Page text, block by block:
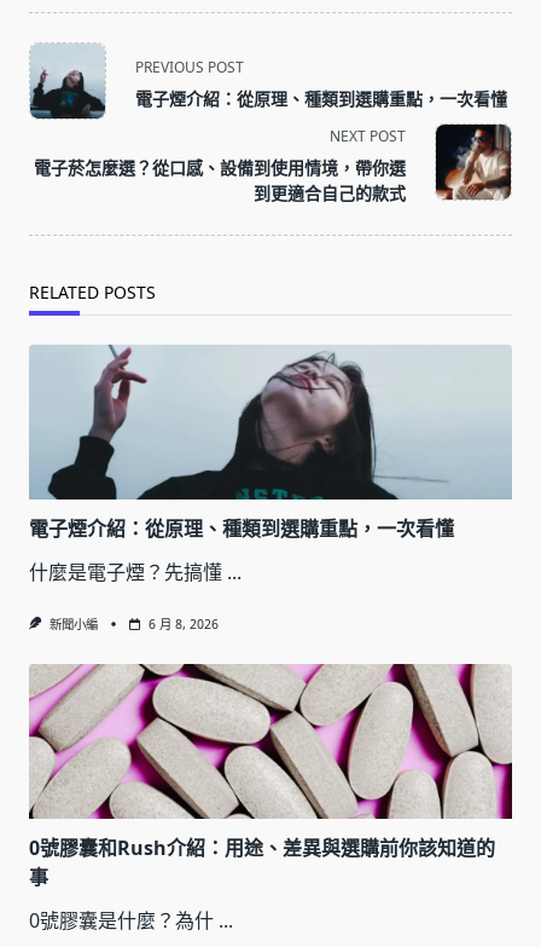
<span
class="nav-
subtitle
reader-
PREVIOUS POST
電子煙介紹：從原理、種類到選購重點，一次看懂
NEXT POST
電子菸怎麼選？從口感、設備到使用情境，帶你選
到更適合自己的款式
RELATED POSTS
電子煙介紹：從原理、種類到選購重點，一次看懂
什麼是電子煙？先搞懂 ...
新聞小編 6 月 8, 2026
0號膠囊和Rush介紹：用途、差異與選購前你該知道的
事
0號膠囊是什麼？為什 ...